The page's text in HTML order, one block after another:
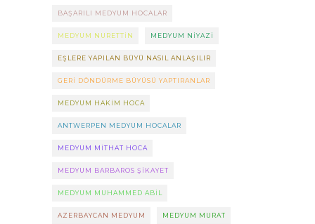
BAŞARILI MEDYUM HOCALAR
MEDYUM NURETTIN MEDYUM NIYAZI
EŞLERE YAPILAN BÜYÜ NASIL ANLAŞILIR
GERI DÖNDÜRME BÜYÜSÜ YAPTIRANLAR
MEDYUM HAKIM HOCA
ANTWERPEN MEDYUM HOCALAR
MEDYUM MITHAT HOCA
MEDYUM BARBAROS ŞIKAYET
MEDYUM MUHAMMED ABIL
AZERBAYCAN MEDYUM MEDYUM MURAT